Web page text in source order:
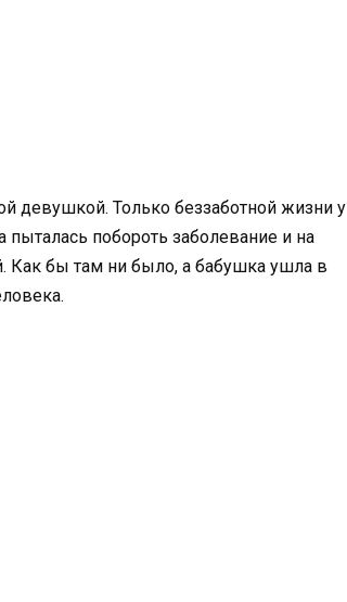
девушкой. Только беззаботной жизни у
пыталась побороть заболевание и на
Как бы там ни было, а бабушка ушла в